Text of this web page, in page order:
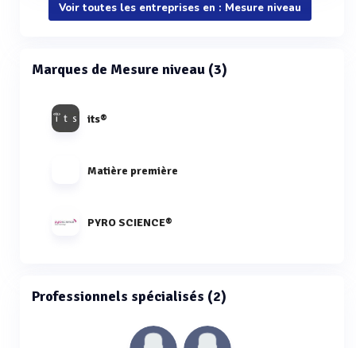
Voir toutes les entreprises en : Mesure niveau
Marques de Mesure niveau (3)
its®
Matière première
PYRO SCIENCE®
Professionnels spécialisés (2)